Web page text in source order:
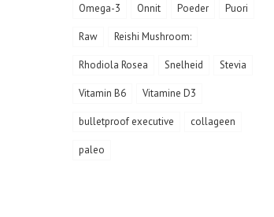
Omega-3 Onnit Poeder Puori
Raw Reishi Mushroom:
Rhodiola Rosea Snelheid Stevia
Vitamin B6 Vitamine D3
bulletproof executive collageen
paleo